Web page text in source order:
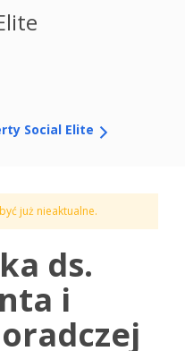
już nieaktualne.
ds.
i
Social Elite